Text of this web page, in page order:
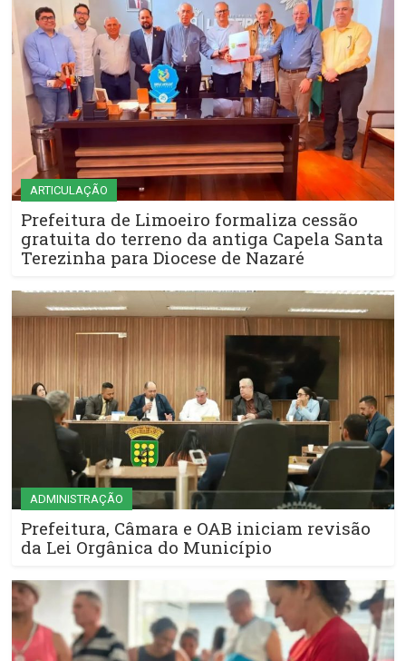
ARTICULAÇÃO
Prefeitura de Limoeiro formaliza cessão
gratuita do terreno da antiga Capela Santa
Terezinha para Diocese de Nazaré
ADMINISTRAÇÃO
Prefeitura, Câmara e OAB iniciam revisão
da Lei Orgânica do Município